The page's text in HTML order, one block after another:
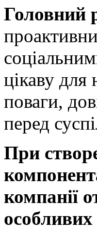
Головний
цікаву
поваги,
перед
При
компанії
особливих